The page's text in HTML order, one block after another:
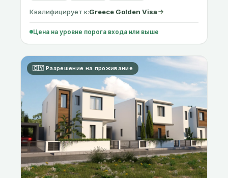
Цена на уровне порога входа или выше